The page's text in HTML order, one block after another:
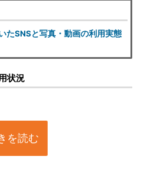
たSNSと写真・動画の利用実態
状況
を読む